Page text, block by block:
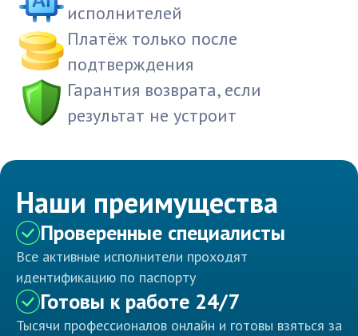
исполнителей
Платёж только после
подтверждения
Гарантия возврата, если
результат не устроит
Наши преимущества
Проверенные специалисты
Все активные исполнители проходят
идентификацию по паспорту
Готовы к работе 24/7
Тысячи профессионалов онлайн и готовы взяться за